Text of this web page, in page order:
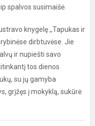
spalvos susimaišė.
knygelę ,,Tapukas ir
dirbtuvėse. Jie
ir nupiešti savo
tos dienos
su jų gamyba
grįžęs į mokyklą, sukūrė